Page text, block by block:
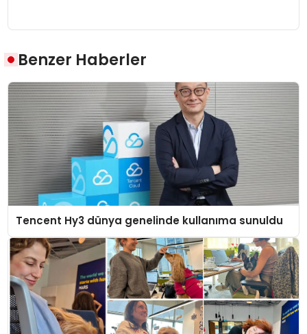
Benzer Haberler
Tencent Hy3 dünya genelinde kullanıma sunuldu